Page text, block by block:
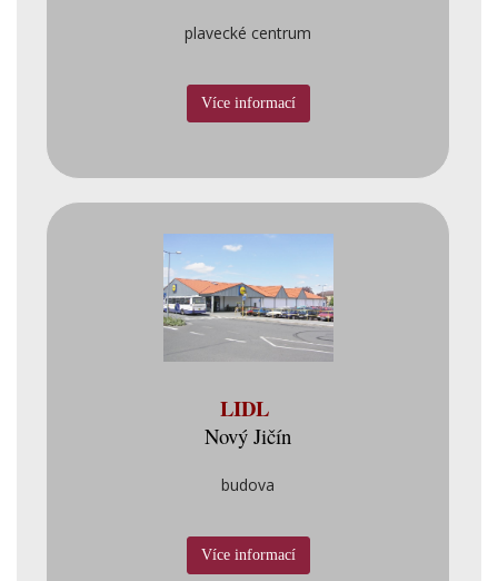
plavecké centrum
Více informací
LIDL
Nový Jičín
budova
Více informací